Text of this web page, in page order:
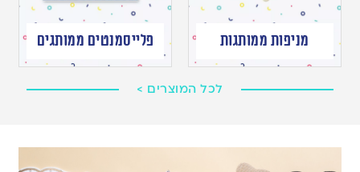
מניפות ממותגות פלייסמנטים ממותגים
לכל המוצרים >